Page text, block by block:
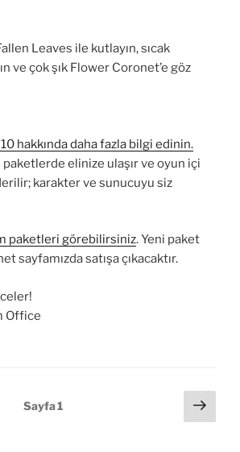
Leaves ile kutlayın, sıcak
ve çok şık Flower Coronet’e göz
hakkında daha fazla bilgi edinin.
elinize ulaşır ve oyun içi
karakter ve sunucuyu siz
paketleri görebilirsiniz. Yeni paket
sayfamızda satışa çıkacaktır.
Office
Sayfa1